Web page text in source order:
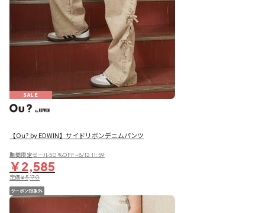
SALE
【Ou? by EDWIN】サイドリボンデニムパンツ
期間限定セール50％OFF~8/12 11:59
￥2,585
定価￥5,170